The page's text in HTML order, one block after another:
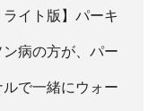
ライト版】パーキ
ン病の方が、パー
ルで一緒にウォー